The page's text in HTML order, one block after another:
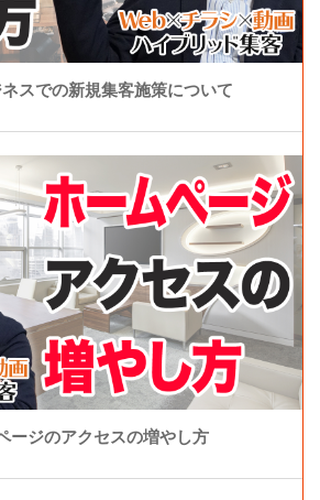
スでの新規集客施策について
ージのアクセスの増やし方